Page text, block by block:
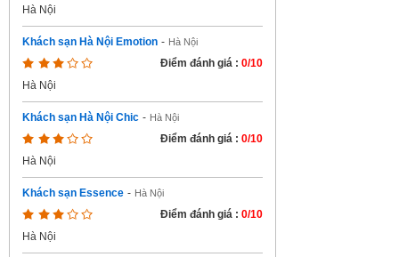
Hà Nội
Khách sạn Hà Nội Emotion - Hà Nội
Điểm đánh giá : 0/10
Hà Nội
Khách sạn Hà Nội Chic - Hà Nội
Điểm đánh giá : 0/10
Hà Nội
Khách sạn Essence - Hà Nội
Điểm đánh giá : 0/10
Hà Nội